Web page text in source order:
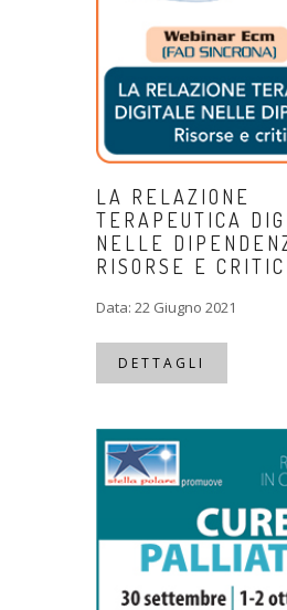
LA RELAZIONE
TERAPEUTICA
NELLE
RISORSE E
Data: 22 Giugno 2021
DETTAGLI